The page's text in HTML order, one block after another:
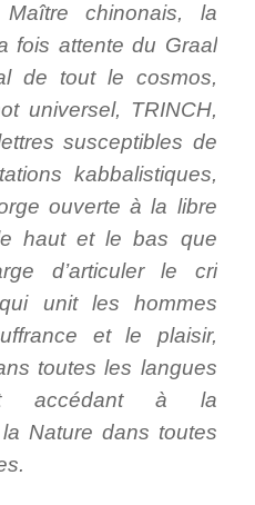
Maître chinonais, la
fois attente du Graal
de tout le cosmos,
universel, TRINCH,
susceptibles de
kabbalistiques,
ouverte à la libre
haut et le bas que
d’articuler le cri
unit les hommes
et le plaisir,
toutes les langues
accédant à la
Nature dans toutes